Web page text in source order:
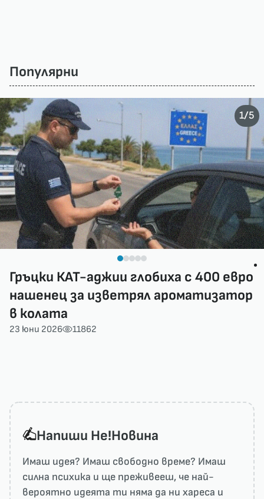
Популярни
Гръцки КАТ-аджии глобиха с 400 евро
нашенец за изветрял ароматизатор
в колата
23 юни 2026 11862
1/5
Напиши He!Новина
Имаш идея? Имаш свободно време? Имаш
силна психика и ще преживееш, че най-
вероятно идеята ти няма да ни харесa и